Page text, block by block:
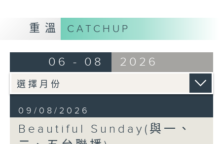
重溫 CATCHUP
06 - 08 2026
09/08/2026
Beautiful Sunday(與一、